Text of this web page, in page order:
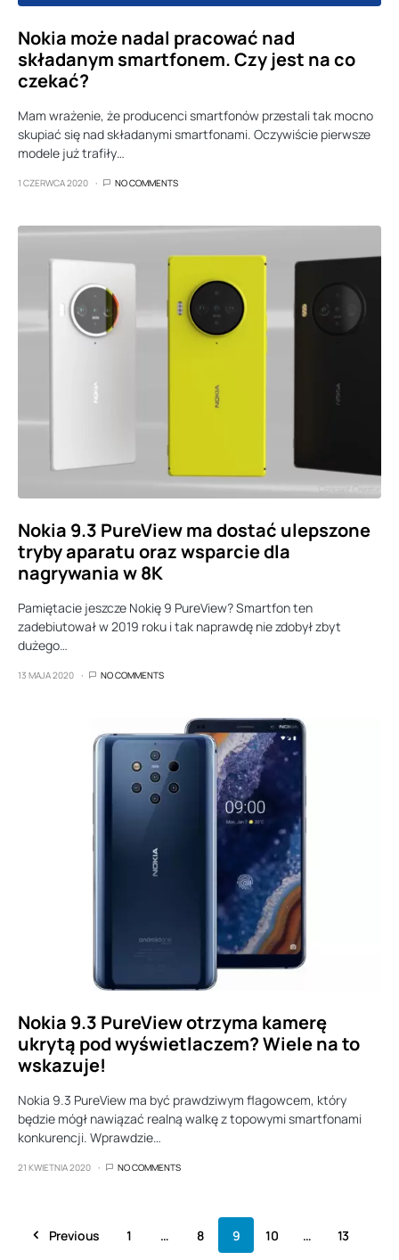
Nokia może nadal pracować nad
składanym smartfonem. Czy jest na co
czekać?
Mam wrażenie, że producenci smartfonów przestali tak mocno
skupiać się nad składanymi smartfonami. Oczywiście pierwsze
modele już trafiły…
1 CZERWCA 2020 NO COMMENTS
Nokia 9.3 PureView ma dostać ulepszone
tryby aparatu oraz wsparcie dla
nagrywania w 8K
Pamiętacie jeszcze Nokię 9 PureView? Smartfon ten
zadebiutował w 2019 roku i tak naprawdę nie zdobył zbyt
dużego…
13 MAJA 2020 NO COMMENTS
Nokia 9.3 PureView otrzyma kamerę
ukrytą pod wyświetlaczem? Wiele na to
wskazuje!
Nokia 9.3 PureView ma być prawdziwym flagowcem, który
będzie mógł nawiązać realną walkę z topowymi smartfonami
konkurencji. Wprawdzie…
21 KWIETNIA 2020 NO COMMENTS
Previous 1 … 8 9 10 … 13